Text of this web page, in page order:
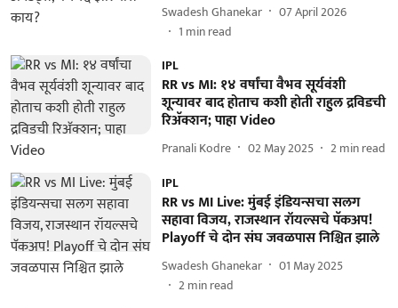
Swadesh Ghanekar
07 April 2026
1 min read
IPL
RR vs MI: १४ वर्षांचा वैभव सूर्यवंशी
शून्यावर बाद होताच कशी होती राहुल द्रविडची
रिअ‍ॅक्शन; पाहा Video
Pranali Kodre 02 May 2025 2min read
IPL
RR vs MI Live: मुंबई इंडियन्सचा सलग
सहावा विजय, राजस्थान रॉयल्सचे पॅकअप!
Playoff चे दोन संघ जवळपास निश्चित झाले
Swadesh Ghanekar
01 May 2025
2min read